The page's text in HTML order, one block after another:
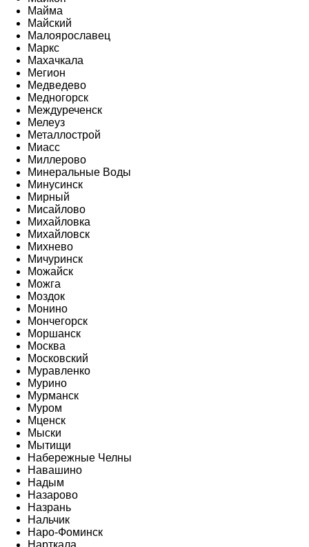
Майма
Майский
Малоярославец
Маркс
Махачкала
Мегион
Медведево
Медногорск
Междуреченск
Мелеуз
Металлострой
Миасс
Миллерово
Минеральные Воды
Минусинск
Мирный
Мисайлово
Михайловка
Михайловск
Михнево
Мичуринск
Можайск
Можга
Моздок
Монино
Мончегорск
Моршанск
Москва
Московский
Муравленко
Мурино
Мурманск
Муром
Мценск
Мыски
Мытищи
Набережные Челны
Навашино
Надым
Назарово
Назрань
Нальчик
Наро-Фоминск
Нарткала